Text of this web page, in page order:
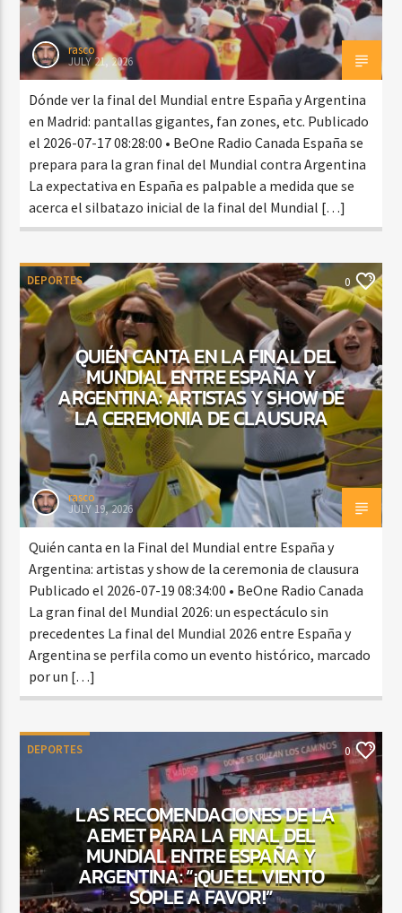
rasco
JULY 21, 2026
Dónde ver la final del Mundial entre España y Argentina
en Madrid: pantallas gigantes, fan zones, etc. Publicado
el 2026-07-17 08:28:00 • BeOne Radio Canada España se
prepara para la gran final del Mundial contra Argentina
La expectativa en España es palpable a medida que se
acerca el silbatazo inicial de la final del Mundial […]
DEPORTES 0
QUIÉN CANTA EN LA FINAL DEL
MUNDIAL ENTRE ESPAÑA Y
ARGENTINA: ARTISTAS Y SHOW DE
LA CEREMONIA DE CLAUSURA
rasco
JULY 19, 2026
Quién canta en la Final del Mundial entre España y
Argentina: artistas y show de la ceremonia de clausura
Publicado el 2026-07-19 08:34:00 • BeOne Radio Canada
La gran final del Mundial 2026: un espectáculo sin
precedentes La final del Mundial 2026 entre España y
Argentina se perfila como un evento histórico, marcado
por un […]
DEPORTES 0
LAS RECOMENDACIONES DE LA
AEMET PARA LA FINAL DEL
MUNDIAL ENTRE ESPAÑA Y
ARGENTINA: “¡QUE EL VIENTO
SOPLE A FAVOR!”